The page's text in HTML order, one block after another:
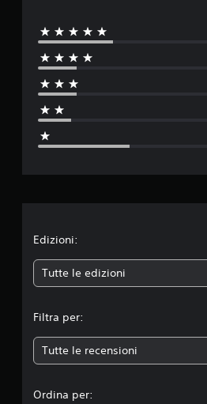
Edizioni:
Tutte le edizioni
Filtra per:
Tutte le recensioni
Ordina per: